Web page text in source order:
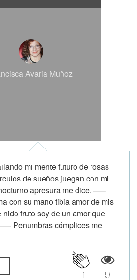
Avaria Muñoz
mi mente futuro de rosas
de sueños juegan con mi
apresura me dice. —–
con su mano tibia amor de mis
fruto soy de un amor que
Penumbras cómplices me
57
1